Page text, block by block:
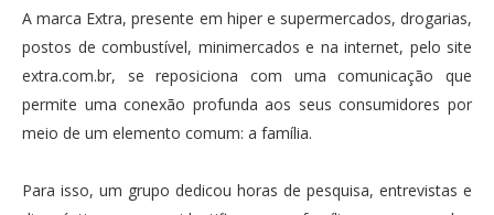
A marca Extra, presente em hiper e supermercados, drogarias,
postos de combustível, minimercados e na internet, pelo site
extra.com.br, se reposiciona com uma comunicação que
permite uma conexão profunda aos seus consumidores por
meio de um elemento comum: a família.
Para isso, um grupo dedicou horas de pesquisa, entrevistas e